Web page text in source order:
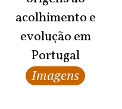
acolhimento e
evolução em
Portugal
Imagens